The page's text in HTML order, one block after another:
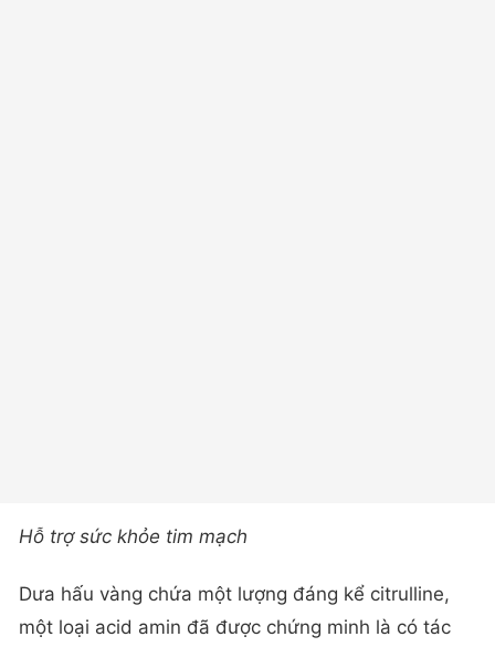
Hỗ trợ sức khỏe tim mạch
Dưa hấu vàng chứa một lượng đáng kể citrulline,
một loại acid amin đã được chứng minh là có tác